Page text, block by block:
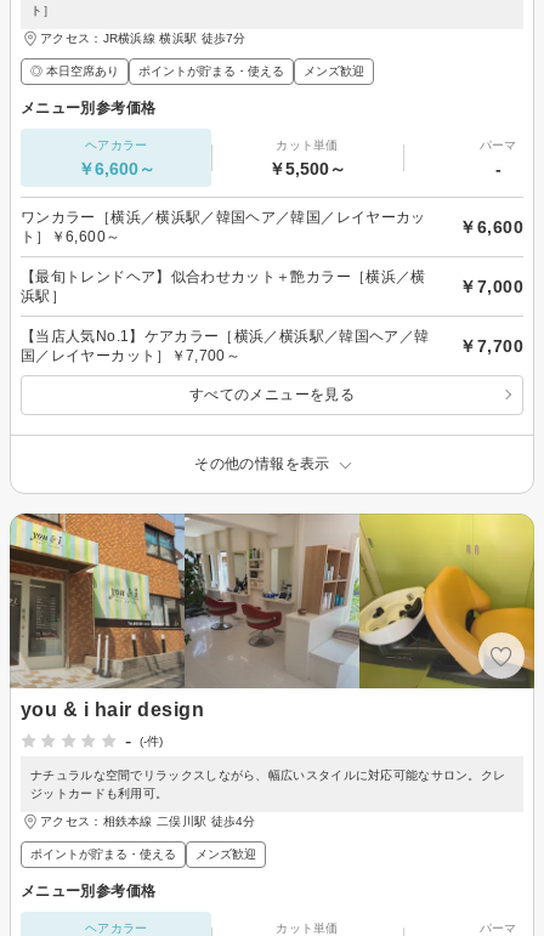
ト］
アクセス：JR横浜線 横浜駅 徒歩7分
◎ 本日空席あり ポイントが貯まる・使える メンズ歓迎
メニュー別参考価格
ヘアカラー
￥6,600～
カット単価
￥5,500～
パーマ
-
ワンカラー［横浜／横浜駅／韓国ヘア／韓国／レイヤーカッ
ト］￥6,600～
￥6,600
【最旬トレンドヘア】似合わせカット＋艶カラー［横浜／横
浜駅］
￥7,000
【当店人気No.1】ケアカラー［横浜／横浜駅／韓国ヘア／韓
国／レイヤーカット］￥7,700～
￥7,700
すべてのメニューを見る
その他の情報を表示
you & i hair design
-
(-件)
ナチュラルな空間でリラックスしながら、幅広いスタイルに対応可能なサロン。クレ
ジットカードも利用可。
アクセス：相鉄本線 二俣川駅 徒歩4分
ポイントが貯まる・使える メンズ歓迎
メニュー別参考価格
ヘアカラー カット単価 パーマ